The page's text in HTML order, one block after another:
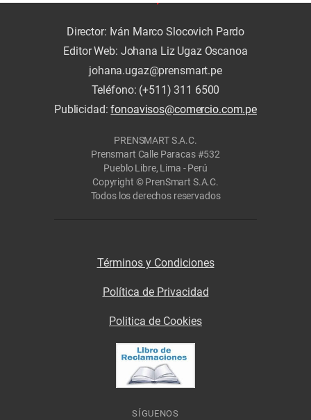
Director: Iván Marco Slocovich Pardo
Editor Web: Johana Liz Ugaz Oscanoa
johana.ugaz@prensmart.pe
Teléfono: (+511) 311 6500
Publicidad:fonoavisos@comercio.com.pe
PRENSMART S.A.C.
Prensmart Calle Paracas #532
Pueblo Libre, Lima - Perú
Copyright © PrenSmart S.A.C.
Todos los derechos reservados
Términos y Condiciones
Política de Privacidad
Politica de Cookies
SÍGUENOS